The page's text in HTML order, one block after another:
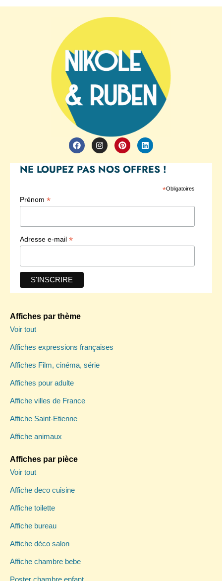
F
a
e
b
I
n
t
a
m
P
i
t
e
t
L
i
k
e
NE LOUPEZ PAS NOS OFFRES !
*Obligatoires
Prénom *
Adresse e-mail *
Affiches par thème
Voir tout
Affiches expressions françaises
Affiches Film, cinéma, série
Affiches pour adulte
Affiche villes de France
Affiche Saint-Etienne
Affiche animaux
Affiches par pièce
Voir tout
Affiche deco cuisine
Affiche toilette
Affiche bureau
Affiche déco salon
Affiche chambre bebe